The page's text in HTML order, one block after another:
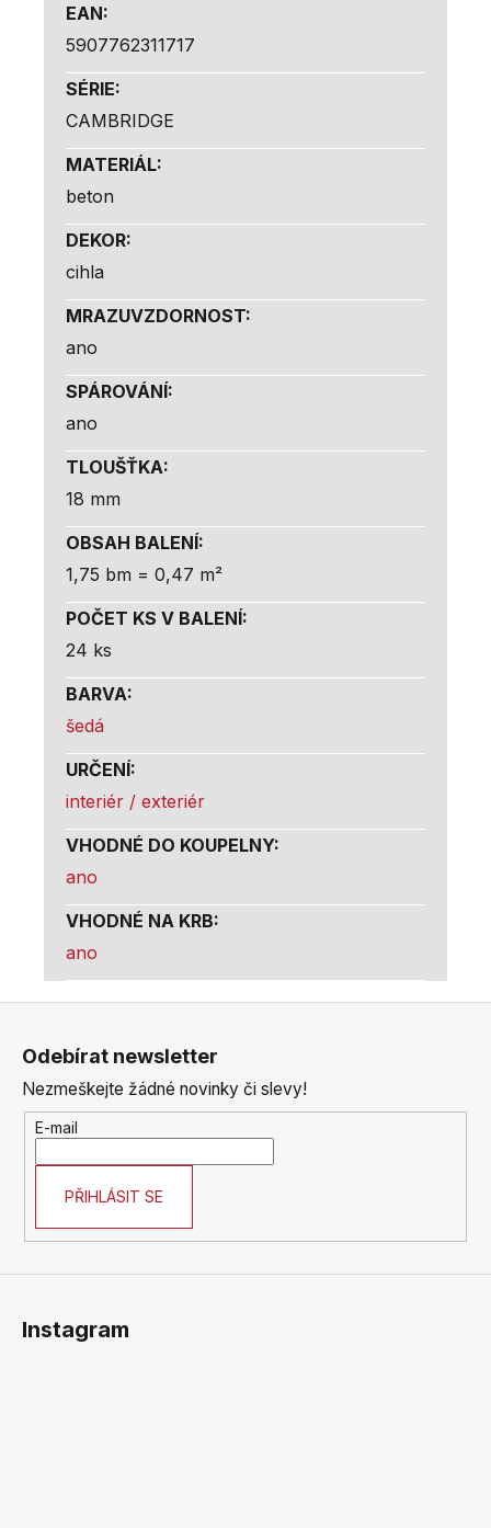
EAN:
5907762311717
SÉRIE:
CAMBRIDGE
MATERIÁL:
beton
DEKOR:
cihla
MRAZUVZDORNOST:
ano
SPÁROVÁNÍ:
ano
TLOUŠŤKA:
18 mm
OBSAH BALENÍ:
1,75 bm = 0,47 m²
POČET KS V BALENÍ:
24 ks
BARVA:
šedá
URČENÍ:
interiér / exteriér
VHODNÉ DO KOUPELNY:
ano
VHODNÉ NA KRB:
ano
Odebírat newsletter
Nezmeškejte žádné novinky či slevy!
E-mail
PŘIHLÁSIT SE
Instagram